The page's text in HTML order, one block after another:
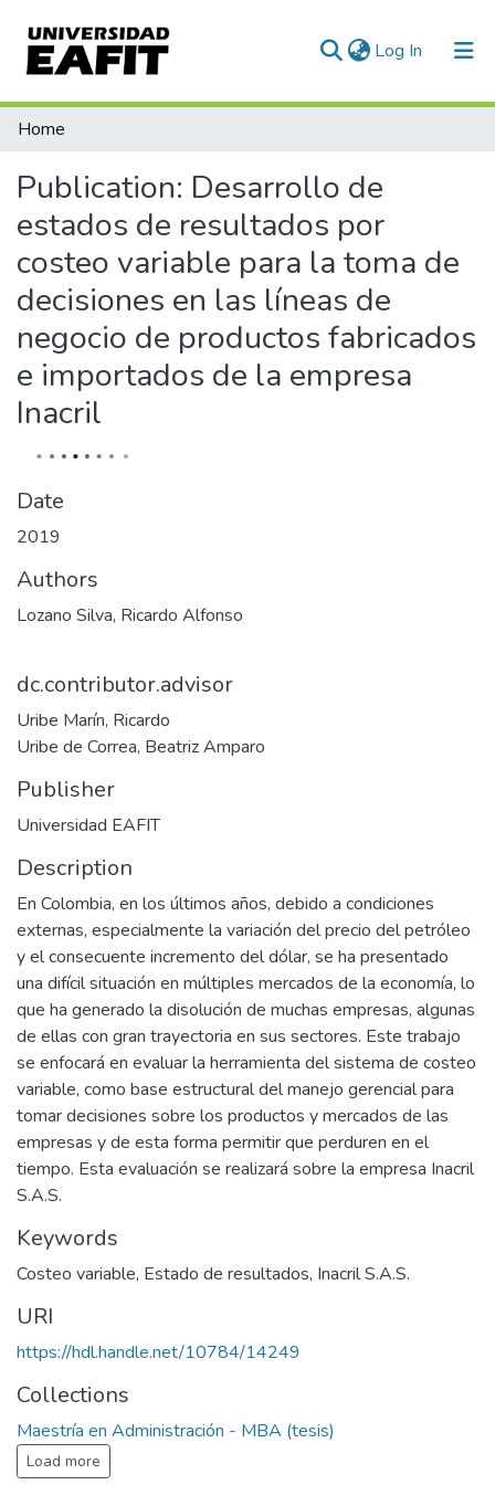
Log In (current)
Communities & Collections
Statistics
Home
Publication: Desarrollo de
estados de resultados por
costeo variable para la toma de
decisiones en las líneas de
negocio de productos fabricados
e importados de la empresa
Inacril
Date
2019
Authors
Lozano Silva, Ricardo Alfonso
dc.contributor.advisor
Uribe Marín, Ricardo
Uribe de Correa, Beatriz Amparo
Publisher
Universidad EAFIT
Description
En Colombia, en los últimos años, debido a condiciones
externas, especialmente la variación del precio del petróleo
y el consecuente incremento del dólar, se ha presentado
una difícil situación en múltiples mercados de la economía, lo
que ha generado la disolución de muchas empresas, algunas
de ellas con gran trayectoria en sus sectores. Este trabajo
se enfocará en evaluar la herramienta del sistema de costeo
variable, como base estructural del manejo gerencial para
tomar decisiones sobre los productos y mercados de las
empresas y de esta forma permitir que perduren en el
tiempo. Esta evaluación se realizará sobre la empresa Inacril
S.A.S.
Keywords
Costeo variable, Estado de resultados, Inacril S.A.S.
URI
https://hdl.handle.net/10784/14249
Collections
Maestría en Administración - MBA (tesis)
Load more